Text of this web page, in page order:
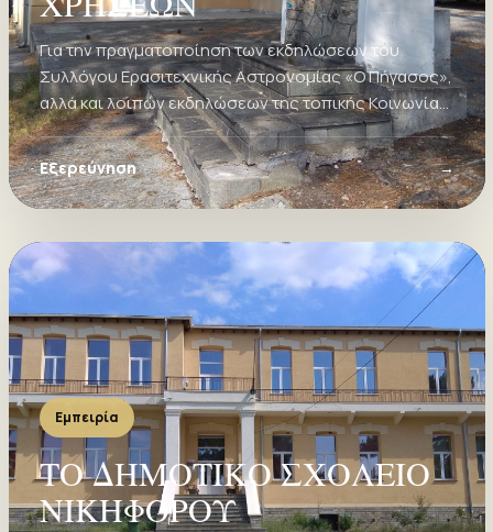
Για την πραγματοποίηση των εκδηλώσεων του
Συλλόγου Ερασιτεχνικής Αστρονομίας «Ο Πήγασος»,
αλλά και λοιπών εκδηλώσεων της τοπικής Κοινωνίας,
το Δημοτικό Διαμέρισμα Νικηφόρου διαθέτει μια
σύγχρονη αίθουσα πολλαπλών χρήσεων
Εξερεύνηση →
Εμπειρία
ΤΟ ΔΗΜΟΤΙΚΟ ΣΧΟΛΕΙΟ
ΝΙΚΗΦΟΡΟΥ